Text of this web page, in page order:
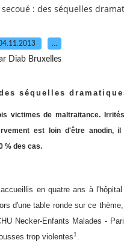
secoué : des séquelles
…
Diab Bruxelles
séquelles
victimes de maltraitance.
est loin d'être anodin, il
% des cas.
en quatre ans à
d'une table ronde sur ce
Necker-Enfants Malades -
trop violentes1